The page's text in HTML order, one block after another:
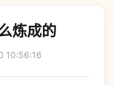
炼成的
10:56:16